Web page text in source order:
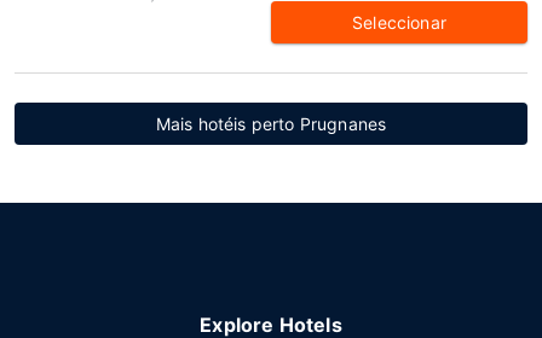
Seleccionar
Mais hotéis perto Prugnanes
Explore Hotels